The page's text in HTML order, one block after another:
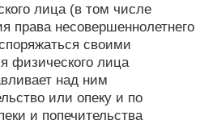
лица (в том числе
права несовершеннолетнего
своими
физического лица
над ним
или опеку и по
и попечительства